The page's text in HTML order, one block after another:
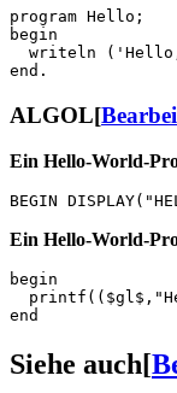
program Hello;
begin
writeln
ALGOL[
Ein Hello-World-
Ein Hello-World-
begin
Siehe auch[